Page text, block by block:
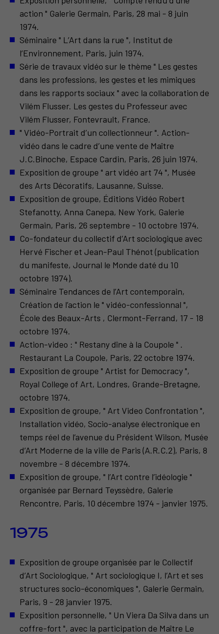
action " Galerie Germain, Paris, 28 mai - 8 juin
1974.
Séminaire " L’Art dans la rue ", Institut de
l’Environnement, Paris, juin 1974.
Série de travaux vidéo sur le thème " Les gestes
dans les professions, les gestes et les mimiques
dans les rapports sociaux " avec la collaboration de
Vilém Flusser. Les gestes du Professeur avec
Vilém Flusser, Fontevrault, France.
" Vidéo-Portrait d’un collectionneur ". Action-
vidéo dans le cadre d’une vente de Maître
J.C.Binoche, Espace Cardin, Paris, 26 juin 1974.
Exposition de groupe " art vidéo art 74 ", Musée
des Arts Décoratifs, Lausanne, Suisse.
Exposition de groupe, Éditions Vidéo Robert
Stefanotty, Anna Canepa, New York, Galerie
Germain, Paris, 26 septembre - 10 octobre 1974.
Co-fondateur du collectif d’Art sociologique avec
Hervé Fischer et Jean-Paul Thénot (publication
du manifeste, Journal le Monde daté du 10
octobre 1974).
Séminaire Tendances de l’Art contemporain,
Création de l’action le " vidéo-confessionnal ",
École des Beaux-Arts , Clermont-Ferrand, 17 - 18
octobre 1974.
Action-video : " Restany dîne à la Coupole " .
Restaurant La Coupole, Paris, 22 octobre 1974.
Exposition de groupe " Artist for Democracy ",
Royal College of Art, Londres, Grande-Bretagne,
octobre 1974.
Exposition de groupe, " Art Video Confrontation ",
Installation vidéo, Socio-analyse électronique en
temps réel de l’avenue du Président Wilson, Musée
d’Art Moderne de la ville de Paris (A.R.C.2), Paris, 8
novembre - 8 décembre 1974.
Exposition de groupe, " l’Art contre l’idéologie "
organisée par Bernard Teyssèdre, Galerie
Rencontre, Paris, 10 décembre 1974 - janvier 1975.
1975
Exposition de groupe organisée par le Collectif
d’Art Sociologique, " Art sociologique I, l’Art et ses
structures socio-économiques ", Galerie Germain,
Paris, 9 - 28 janvier 1975.
Exposition personnelle, " Un Viera Da Silva dans un
coffre-fort ", avec la participation de Maître Le